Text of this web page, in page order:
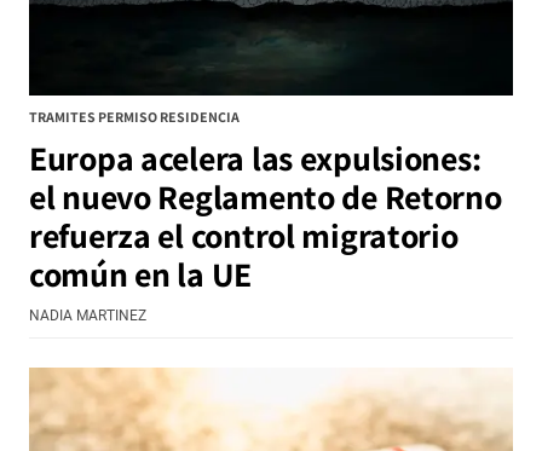
TRAMITES PERMISO RESIDENCIA
Europa acelera las expulsiones:
el nuevo Reglamento de Retorno
refuerza el control migratorio
común en la UE
NADIA MARTINEZ